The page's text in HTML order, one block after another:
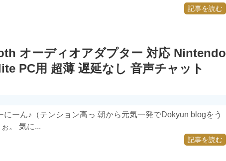
記事を読む
オーディオアダプター 対応 Nintendo
PC用 超薄 遅延なし 音声チャット
ーん♪（テンション高っ 朝から元気一発でDokyun blogをう
。 気に...
記事を読む